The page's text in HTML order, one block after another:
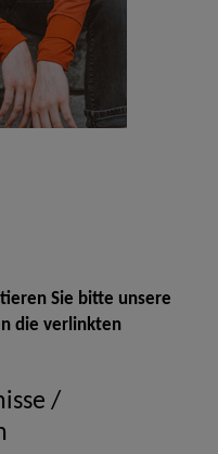
Sie bitte unsere
die verlinkten
/